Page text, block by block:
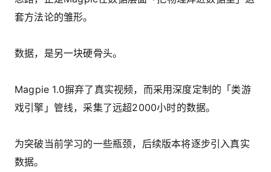
套方法论的雏形。
数据，是另一块硬骨头。
Magpie 1.0摒弃了真实视频，而采用深度定制的「类游
戏引擎」管线，采集了远超2000小时的数据。
为突破当前学习的一些瓶颈，后续版本将逐步引入真实
数据。